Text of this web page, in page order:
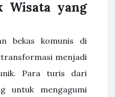
Wisata yang
bekas komunis di
menjadi
Para turis dari
untuk mengagumi